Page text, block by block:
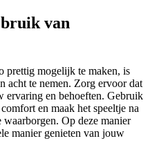
van
prettig mogelijk te maken, is
acht te nemen. Zorg ervoor dat
ervaring en behoeften. Gebruik
en maak het speeltje na
Op deze manier
manier genieten van jouw